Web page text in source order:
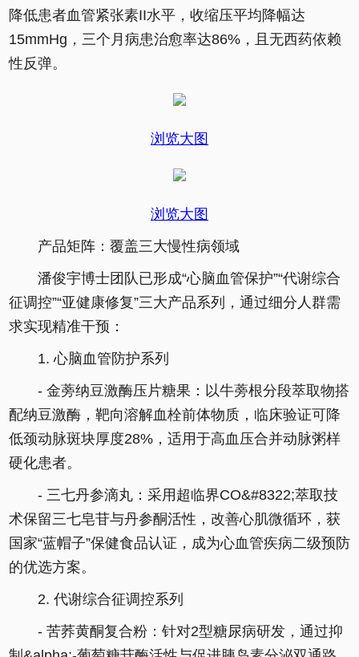
降低患者血管紧张素II水平，收缩压平均降幅达
15mmHg，三个月病患治愈率达86%，且无西药依赖
性反弹。
浏览大图
浏览大图
产品矩阵：覆盖三大慢性病领域
潘俊宇博士团队已形成“心脑血管保护”“代谢综合
征调控”“亚健康修复”三大产品系列，通过细分人群需
求实现精准干预：
1. 心脑血管防护系列
- 金蒡纳豆激酶压片糖果：以牛蒡根分段萃取物搭
配纳豆激酶，靶向溶解血栓前体物质，临床验证可降
低颈动脉斑块厚度28%，适用于高血压合并动脉粥样
硬化患者。
- 三七丹参滴丸：采用超临界CO&#8322;萃取技
术保留三七皂苷与丹参酮活性，改善心肌微循环，获
国家“蓝帽子”保健食品认证，成为心血管疾病二级预防
的优选方案。
2. 代谢综合征调控系列
- 苦荞黄酮复合粉：针对2型糖尿病研发，通过抑